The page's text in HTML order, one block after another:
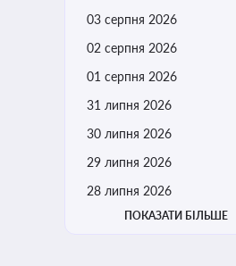
03 серпня 2026
02 серпня 2026
01 серпня 2026
31 липня 2026
30 липня 2026
29 липня 2026
28 липня 2026
ПОКАЗАТИ БІЛЬШЕ